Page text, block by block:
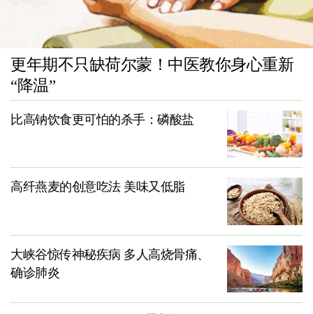
更年期不只缺荷尔蒙！中医教你身心重新
“降温”
比高钠饮食更可怕的杀手：磷酸盐
高纤燕麦的创意吃法 美味又低脂
大峡谷惊传神秘疾病 多人高烧骨痛、
确诊肺炎